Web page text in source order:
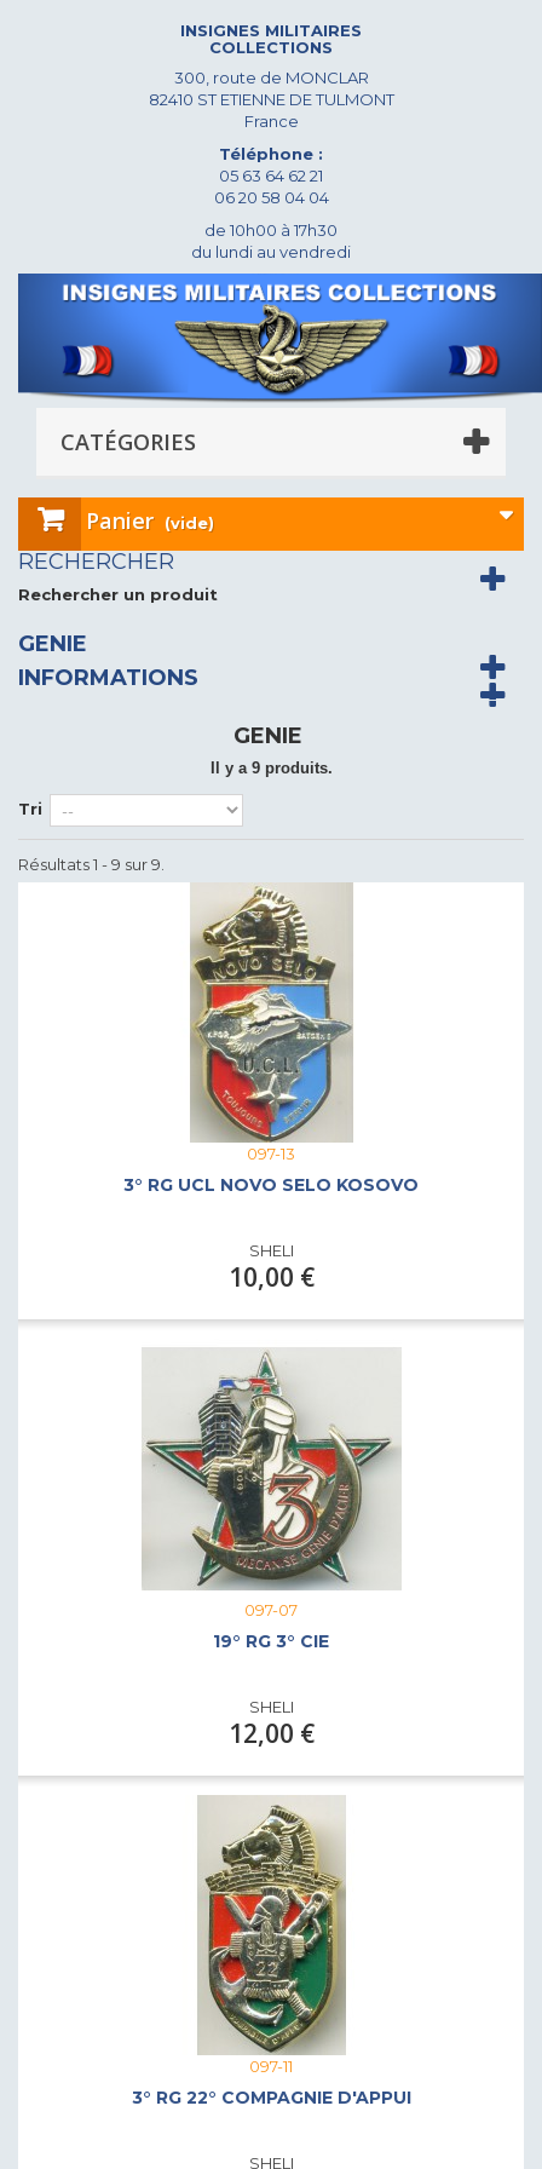
INSIGNES MILITAIRES
COLLECTIONS
300, route de MONCLAR
82410 ST ETIENNE DE TULMONT
France
Téléphone :
05 63 64 62 21
06 20 58 04 04
de 10h00 à 17h30
du lundi au vendredi
CATÉGORIES
Panier (vide)
RECHERCHER
Rechercher un produit
GENIE
INFORMATIONS
GENIE
Il y a 9 produits.
Tri
Résultats 1 - 9 sur 9.
097-13
3° RG UCL NOVO SELO KOSOVO
SHELI
10,00 €
097-07
19° RG 3° CIE
SHELI
12,00 €
097-11
3° RG 22° COMPAGNIE D'APPUI
SHELI